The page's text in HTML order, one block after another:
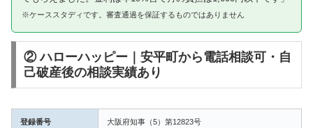
※ケーススタディです。審査通過を保証するものではありません
② ハローハッピー｜安平町から電話相談可・自
己破産後の相談実績あり
登録番号 大阪府知事（5）第12823号